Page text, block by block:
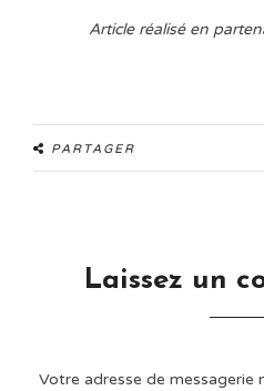
Article réalisé en
PARTAGER
Laissez un
Votre adresse de messagerie